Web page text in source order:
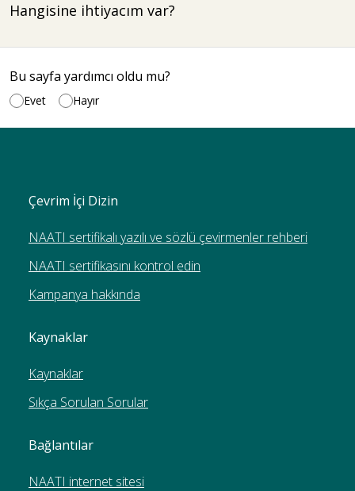
Hangisine ihtiyacım var?
Bu sayfa yardımcı oldu mu?
Evet Hayır
Çevrim İçi Dizin
NAATI sertifikalı yazılı ve sözlü çevirmenler rehberi
NAATI sertifikasını kontrol edin
Kampanya hakkında
Kaynaklar
Kaynaklar
Sıkça Sorulan Sorular
Bağlantılar
NAATI internet sitesi